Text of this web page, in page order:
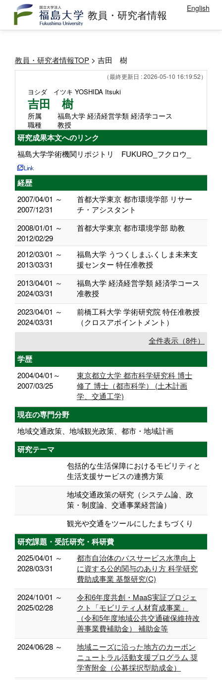
教員・研究者情報 English
教員・研究者情報TOP > 吉田 樹
（最終更新日 : 2026-05-10 16:19:52）
ヨシダ イツキ YOSHIDA Itsuki
吉田 樹
所属
福島大学 経済経営学類 経済学コース
職種
教授
研究成果本文へのリンク
福島大学学術機関リポジトリ FUKURO_フクロウ_
経歴
2007/04/01 ～
2007/12/31
首都大学東京 都市環境学部 リサー
チ・アシスタント
2008/01/01 ～
2012/02/29
首都大学東京 都市環境学部 助教
2012/03/01 ～
2013/03/31
福島大学 うつくしまふくしま未来支
援センター 特任准教授
2013/04/01 ～
2024/03/31
福島大学 経済経営学類 経済学コース
准教授
2023/04/01 ～
2024/03/31
前橋工科大学 学術研究院 特任准教授
（クロスアポイントメント）
全件表示（8件）
学歴
2004/04/01～
2007/03/25
東京都立大学 都市科学研究科 博士
修了 博士（都市科学） (土木計画
学、交通工学)
現在の専門分野
地域交通政策、地域観光政策、都市・地域計画
研究テーマ
包括的な生活保障におけるモビリティと
生活支援サービスの連携方策
地域交通政策の研究（システム論、政
策・制度論、交通事業経営論）
観光や交通をツールにしたまちづくり
研究課題・受託研究・科研費
2025/04/01 ～
2028/03/31
都市自治体のバスサービス水準向上
に資する公的関与のあり方 科学研究
費助成事業 基盤研究(C)
2024/10/01 ～
2025/02/28
令和6年度共創・MaaS実証プロジェ
クト「モビリティ人材育成事業」
（令和5年度地域公共交通確保維持改
善事業費補助金） 補助金等
2024/06/28 ～
地域ニーズに沿った地方のカーボン
ニュートラル活動支援プログラム 奨
学寄附金（公募採択型助成金）